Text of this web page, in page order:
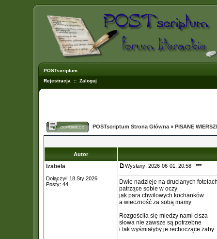
POSTscriptum
Rejestracja :: Zaloguj
POSTscriptum Strona Główna » PISANE
Autor
Izabela
Dołączył: 18 Sty 2026
Posty: 44
Wysłany: 2026-06-01, 20:58 ***
Dwie nadzieje na drucianych
patrzące sobie w oczy
jak para chwilowych kochanków
a wieczność za sobą mamy
Rozgościła się miedzy nami cisza
słowa nie zawsze są potrzebne
i tak wyśmiałyby je rechoczące żaby